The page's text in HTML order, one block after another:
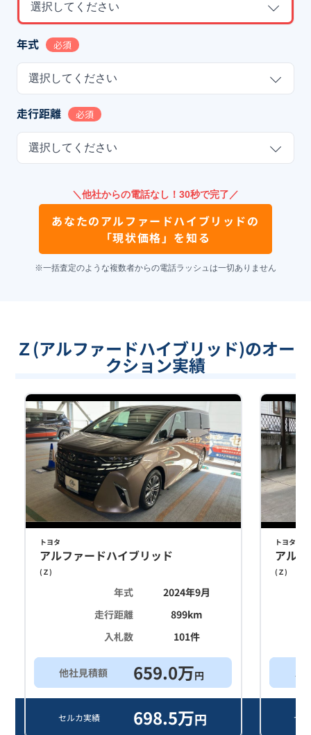
選択してください
年式 必須
選択してください
走行距離 必須
選択してください
＼他社からの電話なし！30秒で完了／
あなたのアルファードハイブリッドの
「現状価格」を知る
※一括査定のような複数者からの電話ラッシュは一切ありません
Ｚ(アルファードハイブリッド)のオー
クション実績
トヨタ
アルファードハイブリッド
( Ｚ)
年式
2024年9月
走行距離
899km
入札数
101件
他社見積額 659.0万円
セルカ実績 698.5万円
トヨタ
アル
( Ｚ)
ス
セ